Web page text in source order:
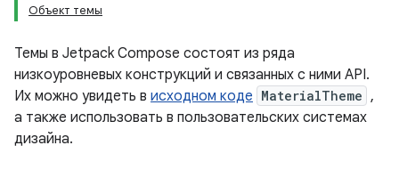
Объект темы
Темы в Jetpack Compose состоят из ряда
низкоуровневых конструкций и связанных с ними API.
Их можно увидеть в исходном коде MaterialTheme ,
а также использовать в пользовательских системах
дизайна.